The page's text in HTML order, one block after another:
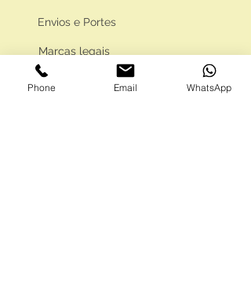
Envios e Portes
Marcas legais
Programa Fidelidade
Phone Email WhatsApp